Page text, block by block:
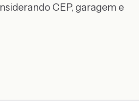
CEP, garagem e